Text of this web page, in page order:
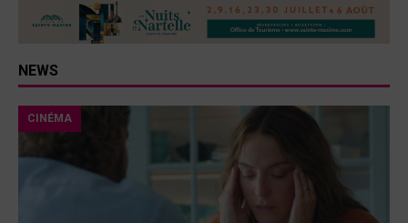
NEWS
CINÉMA